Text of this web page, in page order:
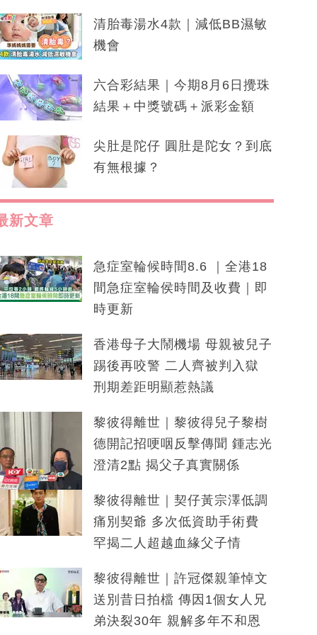
清胎毒湯水4款｜減低BB濕敏
機會
六合彩結果｜今期8月6日攪珠
結果＋中獎號碼＋派彩金額
尖肚是陀仔 圓肚是陀女？到底
有無根據？
新文章
急症室輪候時間8.6 ｜全港18
間急症室輪侯時間及收費｜即
時更新
香港母子大鬧機場 母親被兒子
踢後再咬警 二人齊被判入獄
刑期差距明顯惹熱議
黎彼得離世｜黎彼得兒子黎樹
德開記招哽咽反擊傳聞 鍾志光
澄清2點 揭父子真實關係
黎彼得離世｜契仔黃宗澤低調
痛別契爺 多次低資助手術費
罕揭二人超越血緣父子情
黎彼得離世｜許冠傑親筆悼文
送別昔日拍檔 傳因1個女人兄
弟決裂30年 親解多年不和恩